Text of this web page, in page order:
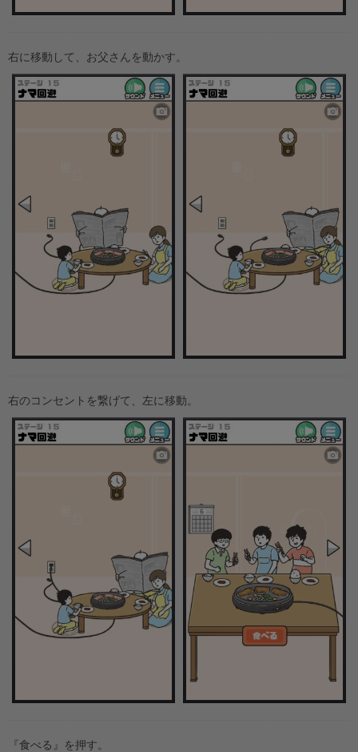
右に移動して、お父さんを動かす。
右のコンセントを繋げて、左に移動。
『食べる』を押す。